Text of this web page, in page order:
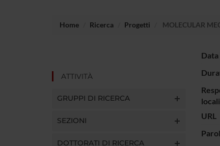
Home Ricerca Progetti MOLECULAR
ATTIVITÀ
GRUPPI DI RICERCA
SEZIONI
DOTTORATI DI RICERCA
URL